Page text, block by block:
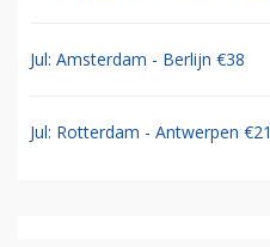
Jul: Amsterdam - Berlijn €38
Jul: Rotterdam - Antwerpen €21